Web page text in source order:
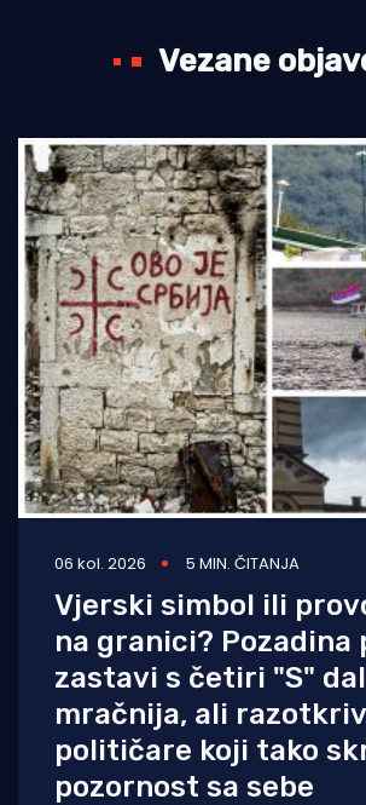
Vezane
06 kol. 2026 5 MIN. ČITANJA
Vjerski simbol ili
na granici? Pozadina
zastavi s četiri "S"
mračnija, ali
političare koji tako
pozornost sa sebe